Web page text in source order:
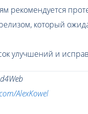
рекомендуется
который
улучшений и
AlexKowel